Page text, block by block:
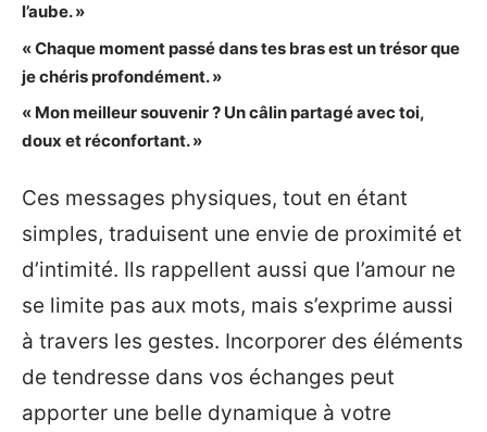
l’aube. »
« Chaque moment passé dans tes bras est un trésor que
je chéris profondément. »
« Mon meilleur souvenir ? Un câlin partagé avec toi,
doux et réconfortant. »
Ces messages physiques, tout en étant
simples, traduisent une envie de proximité et
d’intimité. Ils rappellent aussi que l’amour ne
se limite pas aux mots, mais s’exprime aussi
à travers les gestes. Incorporer des éléments
de tendresse dans vos échanges peut
apporter une belle dynamique à votre